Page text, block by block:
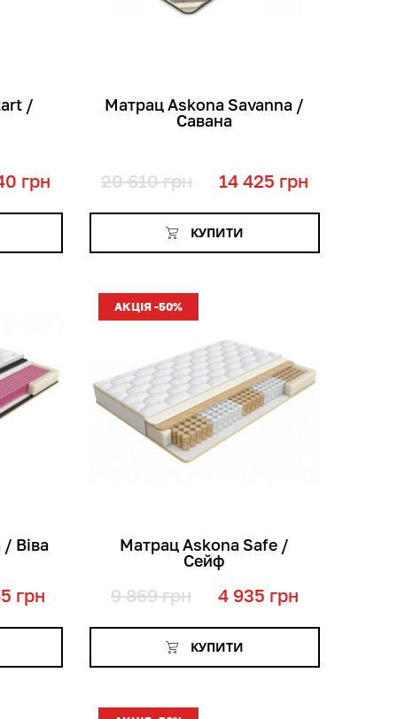
/
грн
Матрац Askona Savanna /
Савана
20 610грн 14 425 грн
КУПИТИ
Віва
грн
АКЦІЯ -50%
Матрац Askona Safe /
Сейф
9 869грн 4 935 грн
КУПИТИ